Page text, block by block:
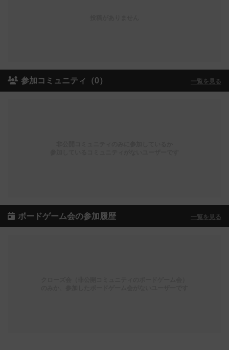
参加コミュニティ（0） 一覧を見る
ボードゲーム会の参加履歴 一覧を見る